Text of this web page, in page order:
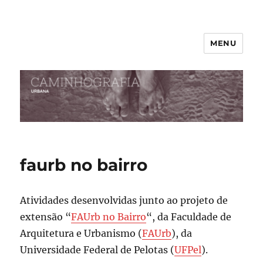
MENU
faurb no bairro
Atividades desenvolvidas junto ao projeto de
extensão “FAUrb no Bairro“, da Faculdade de
Arquitetura e Urbanismo (FAUrb), da
Universidade Federal de Pelotas (UFPel).